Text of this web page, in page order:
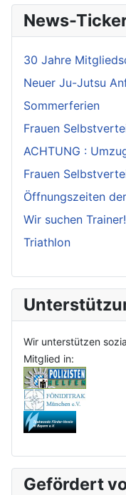
News-
30 Jahre
Neuer Ju-Jutsu
Sommerferien
Frauen
ACHTUNG :
Frauen
Öffnungszeiten
Wir suchen Trainer!
Triathlon
Wir unterstützen
Mitglied in:
Gefördert